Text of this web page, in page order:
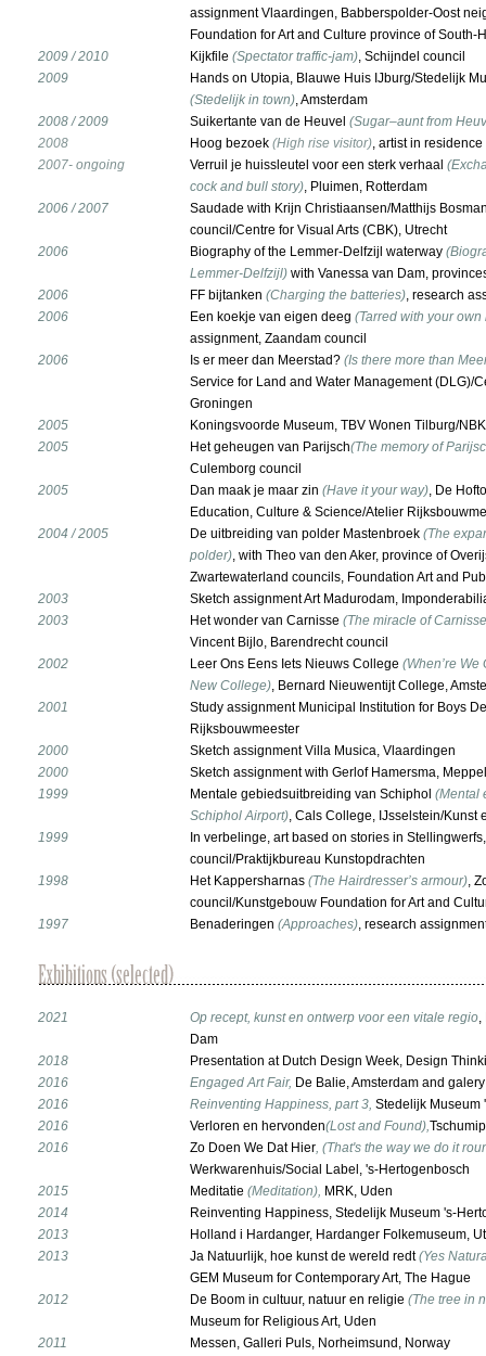
assignment Vlaardingen, Babberspolder-Oost
Foundation for Art and Culture province of South-
2009 / 2010
Kijkfile (Spectator traffic-jam), Schijndel council
2009
Hands on Utopia, Blauwe Huis IJburg/Stedelijk
(Stedelijk in town), Amsterdam
2008 / 2009
Suikertante van de Heuvel (Sugar–aunt from
2008
Hoog bezoek (High rise visitor), artist in
2007- ongoing
Verruil je huissleutel voor een sterk verhaal
cock and bull story), Pluimen, Rotterdam
2006 / 2007
Saudade with Krijn Christiaansen/Matthijs
council/Centre for Visual Arts (CBK), Utrecht
2006
Biography of the Lemmer-Delfzijl waterway
Lemmer-Delfzijl) with Vanessa van Dam,
2006
FF bijtanken (Charging the batteries), research
2006
Een koekje van eigen deeg (Tarred with your own
assignment, Zaandam council
2006
Is er meer dan Meerstad? (Is there more than
Service for Land and Water Management (DLG)/
Groningen
2005
Koningsvoorde Museum, TBV Wonen Tilburg/
2005
Het geheugen van Parijsch(The memory of
Culemborg council
2005
Dan maak je maar zin (Have it your way), De
Education, Culture & Science/Atelier
2004 / 2005
De uitbreiding van polder Mastenbroek (The
polder), with Theo van den Aker, province of
Zwartewaterland councils, Foundation Art and
2003
Sketch assignment Art Madurodam,
2003
Het wonder van Carnisse (The miracle of
Vincent Bijlo, Barendrecht council
2002
Leer Ons Eens Iets Nieuws College (When’re
New College), Bernard Nieuwentijt College,
2001
Study assignment Municipal Institution for Boys
Rijksbouwmeester
2000
Sketch assignment Villa Musica, Vlaardingen
2000
Sketch assignment with Gerlof Hamersma,
1999
Mentale gebiedsuitbreiding van Schiphol (Mental
Schiphol Airport), Cals College, IJsselstein/Kunst
1999
In verbelinge, art based on stories in
council/Praktijkbureau Kunstopdrachten
1998
Het Kappersharnas (The Hairdresser’s armour),
council/Kunstgebouw Foundation for Art and
1997
Benaderingen (Approaches), research
2021 Op recept, kunst en ontwerp voor een vitale regio,
Dam
2018
Presentation at Dutch Design Week, Design
2016
Engaged Art Fair, De Balie, Amsterdam and
2016
Reinventing Happiness, part 3, Stedelijk Museum
2016
Verloren en hervonden(Lost and Found),
2016
Zo Doen We Dat Hier, (That's the way we do it
Werkwarenhuis/Social Label, 's-Hertogenbosch
2015
Meditatie (Meditation), MRK, Uden
2014
Reinventing Happiness, Stedelijk Museum 's-
2013
Holland i Hardanger, Hardanger Folkemuseum,
2013
Ja Natuurlijk, hoe kunst de wereld redt(Yes
GEM Museum for Contemporary Art, The Hague
2012
De Boom in cultuur, natuur en religie (The tree in
Museum for Religious Art, Uden
2011
Messen, Galleri Puls, Norheimsund, Norway